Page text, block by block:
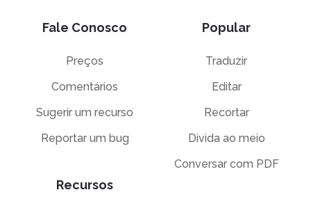
Fale Conosco
Preços
Comentários
Sugerir um recurso
Reportar um bug
Recursos
Popular
Traduzir
Editar
Recortar
Divida ao meio
Conversar com PDF